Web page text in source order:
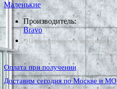
Маленькие
Производитель:
Bravo
*Наличие уточняйте у менеджера
Оплата при получении
Доставим сегодня по Москве и МО